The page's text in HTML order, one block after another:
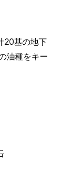
20基の地下
油種をキー